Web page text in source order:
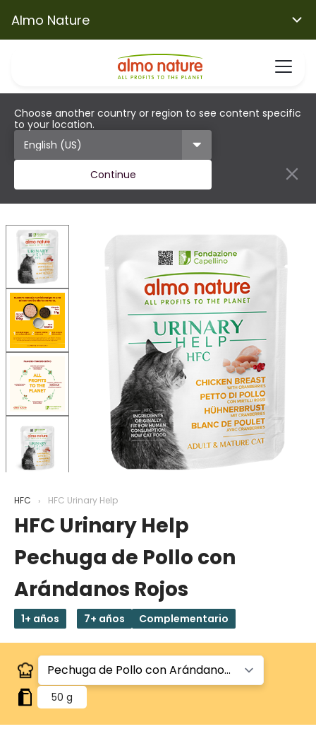
Almo Nature
Choose another country or region to see content specific
to your location.
Continue
HFC HFC Urinary Help
HFC Urinary Help
Pechuga de Pollo con
Arándanos Rojos
1+ años 7+ años Complementario
50 g